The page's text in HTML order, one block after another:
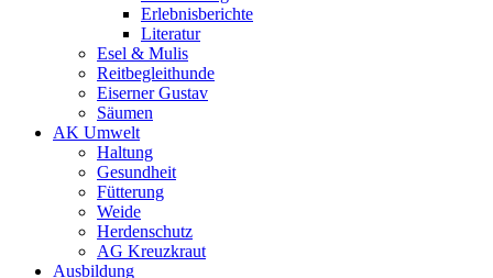
Erlebnisberichte
Literatur
Esel & Mulis
Reitbegleithunde
Eiserner Gustav
Säumen
AK Umwelt
Haltung
Gesundheit
Fütterung
Weide
Herdenschutz
AG Kreuzkraut
Ausbildung